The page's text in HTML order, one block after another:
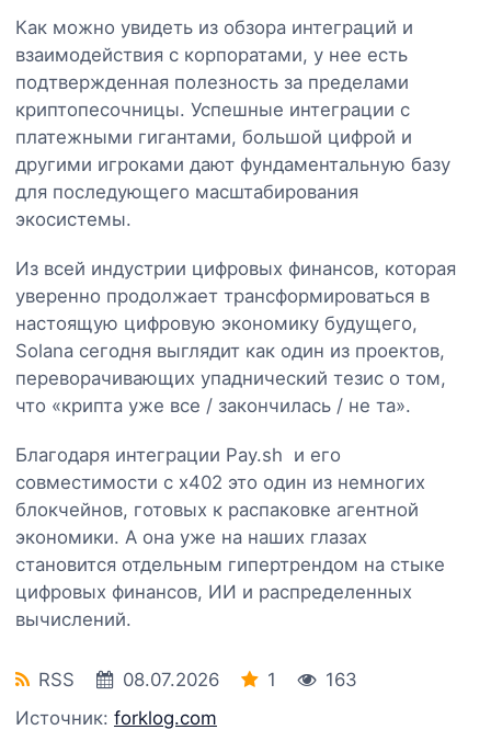
Как можно увидеть из обзора интеграций и
взаимодействия с корпоратами, у нее есть
подтвержденная полезность за пределами
криптопесочницы. Успешные интеграции с
платежными гигантами, большой цифрой и
другими игроками дают фундаментальную базу
для последующего масштабирования
экосистемы.
Из всей индустрии цифровых финансов, которая
уверенно продолжает трансформироваться в
настоящую цифровую экономику будущего,
Solana сегодня выглядит как один из проектов,
переворачивающих упаднический тезис о том,
что «крипта уже все / закончилась / не та».
Благодаря интеграции Pay.sh и его
совместимости с x402 это один из немногих
блокчейнов, готовых к распаковке агентной
экономики. А она уже на наших глазах
становится отдельным гипертрендом на стыке
цифровых финансов, ИИ и распределенных
вычислений.
RSS 08.07.2026 1
163
Источник: forklog.com